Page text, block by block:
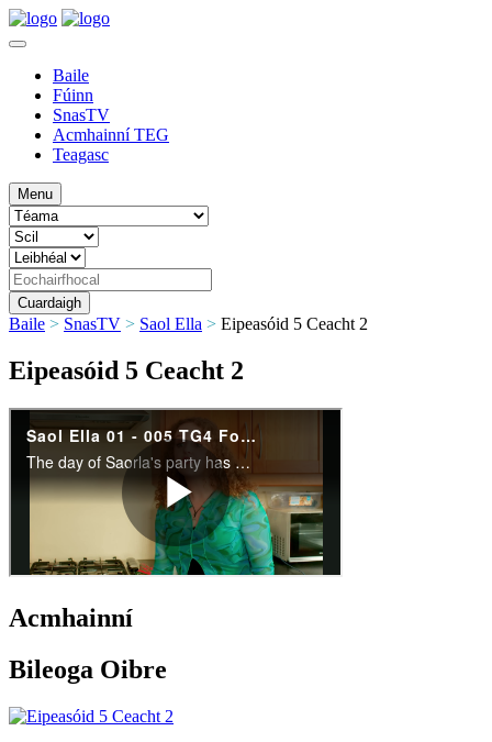
Baile
Fúinn
SnasTV
Acmhainní TEG
Teagasc
Menu
Baile > SnasTV > Saol Ella > Eipeasóid 5 Ceacht 2
Eipeasóid 5 Ceacht 2
Acmhainní
Bileoga Oibre